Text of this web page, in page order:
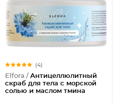
(4)
Elfora / Антицеллюлитный
скраб для тела с морской
солью и маслом тмина